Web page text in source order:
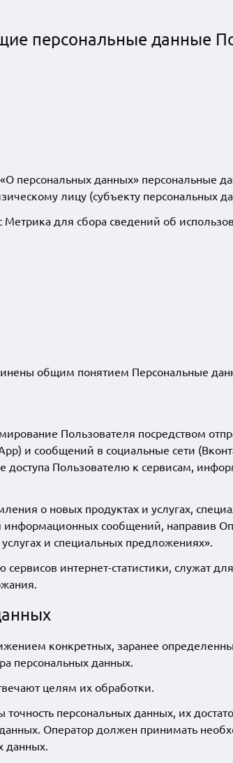
персональные данные
персональных данных» персональные
лицу (субъекту персональных
для сбора сведений об
общим понятием Персональные
Пользователя посредством
и сообщений в социальные сети
доступа Пользователю к сервисам,
о новых продуктах и услугах,
информационных сообщений, направив
и специальных предложениях».
интернет-статистики, служат
конкретных, заранее
персональных данных.
целям их обработки.
персональных данных, их
Оператор должен принимать
данных.